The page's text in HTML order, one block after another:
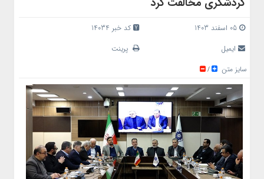
05 اسفند 1403
کد خبر 14034
ایمیل
پرینت
سایز متن
/